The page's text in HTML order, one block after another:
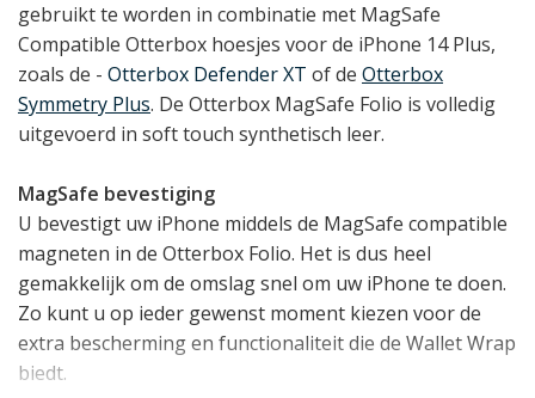
gebruikt te worden in combinatie met MagSafe
Compatible Otterbox hoesjes voor de iPhone 14 Plus,
zoals de - Otterbox Defender XT of de Otterbox
Symmetry Plus. De Otterbox MagSafe Folio is volledig
uitgevoerd in soft touch synthetisch leer.
MagSafe bevestiging
U bevestigt uw iPhone middels de MagSafe compatible
magneten in de Otterbox Folio. Het is dus heel
gemakkelijk om de omslag snel om uw iPhone te doen.
Zo kunt u op ieder gewenst moment kiezen voor de
extra bescherming en functionaliteit die de Wallet Wrap
biedt.